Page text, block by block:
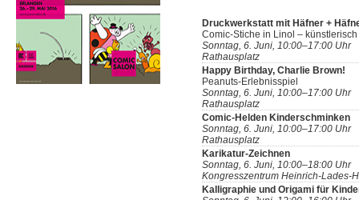
Druckwerkstatt mit Häfner +
Comic-Stiche in Linol –
Sonntag, 6. Juni, 10:00–17:00 Uhr
Rathausplatz
Happy Birthday, Charlie Brown!
Peanuts-Erlebnisspiel
Sonntag, 6. Juni, 10:00–17:00 Uhr
Rathausplatz
Comic-Helden Kinderschminken
Sonntag, 6. Juni, 10:00–17:00 Uhr
Rathausplatz
Karikatur-Zeichnen
Sonntag, 6. Juni, 10:00–18:00 Uhr
Kongresszentrum Heinrich-Lades-
Kalligraphie und Origami für